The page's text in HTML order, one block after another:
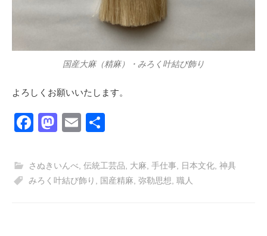
国産大麻（精麻）・みろく叶結び飾り
よろしくお願いいたします。
F
c
e
M
st
o
E
ail
さぬきいんべ, 伝統工芸品, 大麻, 手仕事, 日本文化, 神具
みろく叶結び飾り
国産精麻 弥勒思想 職人